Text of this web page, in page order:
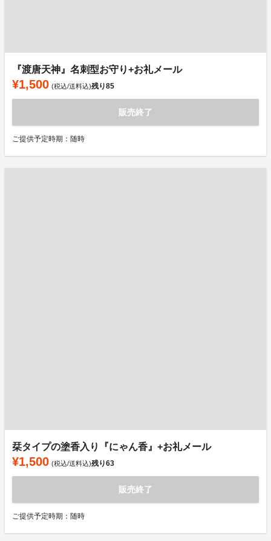
『渡唐天神』名刺型お守り+お礼メール
¥1,500 (税込/送料込)残り85
販売終了
ご提供予定時期：随時
栞タイプの塗香入り『にゃん香』+お礼メール
¥1,500 (税込/送料込)残り63
販売終了
ご提供予定時期：随時